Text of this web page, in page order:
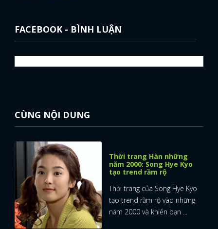
x
ĐĂNG NHẬP
FACEBOOK - BÌNH LUẬN
CÙNG NỘI DUNG
Thời trang Hàn những
năm 2000: Song Hye Kyo
tạo trend rầm rộ
Thời trang của Song Hye Kyo
tạo trend rầm rộ vào những
năm 2000 và khiến bạn ...